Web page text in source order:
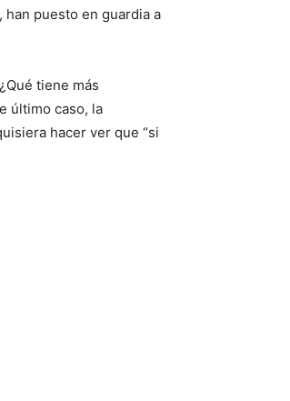
puesto en guardia a
tiene más
último caso, la
hacer ver que “si